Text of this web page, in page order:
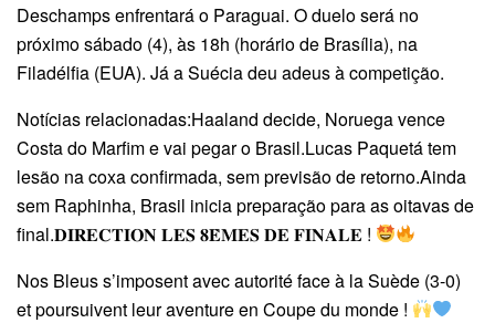
Deschamps enfrentará o Paraguai. O duelo será no
próximo sábado (4), às 18h (horário de Brasília), na
Filadélfia (EUA). Já a Suécia deu adeus à competição.
Notícias relacionadas:Haaland decide, Noruega vence
Costa do Marfim e vai pegar o Brasil.Lucas Paquetá tem
lesão na coxa confirmada, sem previsão de retorno.Ainda
sem Raphinha, Brasil inicia preparação para as oitavas de
final.𝐃𝐈𝐑𝐄𝐂𝐓𝐈𝐎𝐍 𝐋𝐄𝐒 𝟖𝐄̀𝐌𝐄𝐒 𝐃𝐄 𝐅𝐈𝐍𝐀𝐋𝐄 !
Nos Bleus s’imposent avec autorité face à la Suède (3-0)
et poursuivent leur aventure en Coupe du monde !